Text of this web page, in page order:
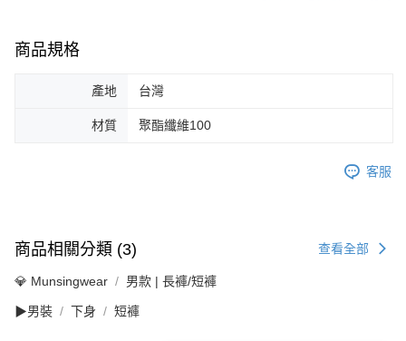
商品規格
產地 台灣
材質 聚酯纖維100
客服
商品相關分類 (3) 查看全部
💎 Munsingwear 男款 | 長褲/短褲
▶男裝 下身 短褲